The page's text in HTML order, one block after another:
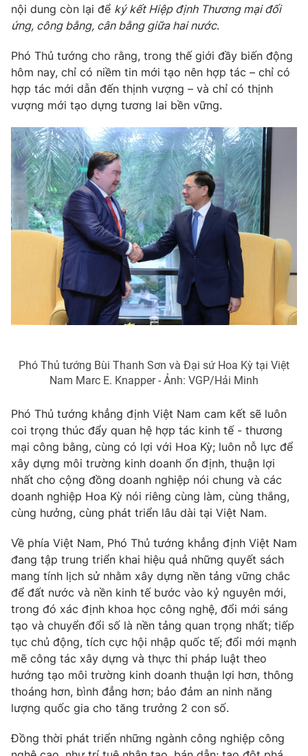
nội dung còn lại để ký kết Hiệp định Thương mại đối
ứng, công bằng, cân bằng giữa hai nước.
Phó Thủ tướng cho rằng, trong thế giới đầy biến động
hôm nay, chỉ có niềm tin mới tạo nên hợp tác – chỉ có
hợp tác mới dẫn đến thịnh vượng – và chỉ có thịnh
vượng mới tạo dựng tương lai bền vững.
Phó Thủ tướng Bùi Thanh Sơn và Đại sứ Hoa Kỳ tại Việt
Nam Marc E. Knapper - Ảnh: VGP/Hải Minh
Phó Thủ tướng khẳng định Việt Nam cam kết sẽ luôn
coi trọng thúc đẩy quan hệ hợp tác kinh tế - thương
mại công bằng, cùng có lợi với Hoa Kỳ; luôn nỗ lực để
xây dựng môi trường kinh doanh ổn định, thuận lợi
nhất cho cộng đồng doanh nghiệp nói chung và các
doanh nghiệp Hoa Kỳ nói riêng cùng làm, cùng thắng,
cùng hưởng, cùng phát triển lâu dài tại Việt Nam.
Về phía Việt Nam, Phó Thủ tướng khẳng định Việt Nam
đang tập trung triển khai hiệu quả những quyết sách
mang tính lịch sử nhằm xây dựng nền tảng vững chắc
để đất nước và nền kinh tế bước vào kỷ nguyên mới,
trong đó xác định khoa học công nghệ, đổi mới sáng
tạo và chuyển đổi số là nền tảng quan trọng nhất; tiếp
tục chủ động, tích cực hội nhập quốc tế; đổi mới mạnh
mẽ công tác xây dựng và thực thi pháp luật theo
hướng tạo môi trường kinh doanh thuận lợi hơn, thông
thoáng hơn, bình đẳng hơn; bảo đảm an ninh năng
lượng quốc gia cho tăng trưởng 2 con số.
Đồng thời phát triển những ngành công nghiệp công